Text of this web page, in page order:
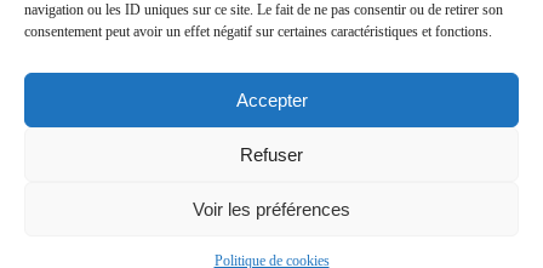
navigation ou les ID uniques sur ce site. Le fait de ne pas consentir ou de retirer son
consentement peut avoir un effet négatif sur certaines caractéristiques et fonctions.
Accepter
Refuser
Voir les préférences
Politique de cookies